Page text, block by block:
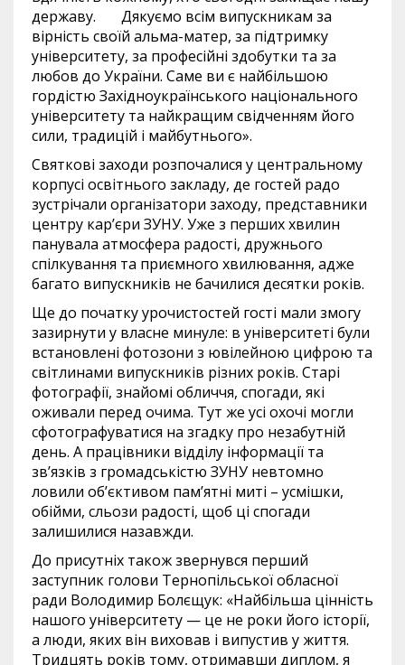
державу. Дякуємо всім випускникам за
вірність своїй альма-матер, за підтримку
університету, за професійні здобутки та за
любов до України. Саме ви є найбільшою
гордістю Західноукраїнського національного
університету та найкращим свідченням його
сили, традицій і майбутнього».
Святкові заходи розпочалися у центральному
корпусі освітнього закладу, де гостей радо
зустрічали організатори заходу, представники
центру кар’єри ЗУНУ. Уже з перших хвилин
панувала атмосфера радості, дружнього
спілкування та приємного хвилювання, адже
багато випускників не бачилися десятки років.
Ще до початку урочистостей гості мали змогу
зазирнути у власне минуле: в університеті були
встановлені фотозони з ювілейною цифрою та
світлинами випускників різних років. Старі
фотографії, знайомі обличчя, спогади, які
оживали перед очима. Тут же усі охочі могли
сфотографуватися на згадку про незабутній
день. А працівники відділу інформації та
зв’язків з громадськістю ЗУНУ невтомно
ловили об’єктивом пам’ятні миті – усмішки,
обійми, сльози радості, щоб ці спогади
залишилися назавжди.
До присутніх також звернувся перший
заступник голови Тернопільської обласної
ради Володимир Болєщук: «Найбільша цінність
нашого університету — це не роки його історії,
а люди, яких він виховав і випустив у життя.
Тридцять років тому, отримавши диплом, я